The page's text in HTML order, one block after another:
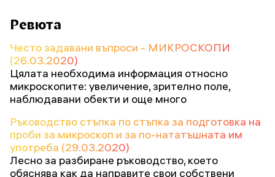
Ревюта
Често задавани въпроси - МИКРОСКОПИ
(26.03.2020)
Цялата необходима информация относно
микроскопите: увеличение, зрително поле,
наблюдавани обекти и още много
Ръководство стъпка по стъпка за подготовка на
проби за микроскоп и за по-нататъшната им
употреба (29.03.2020)
Лесно за разбиране ръководство, което
обяснява как да направите свои собствени